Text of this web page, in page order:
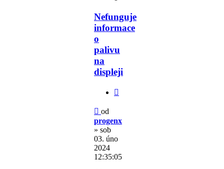
Nefunguje
informace
o
palivu
na
displeji
Příspěvek
od
progenx
» sob
03. úno
2024
12:35:05